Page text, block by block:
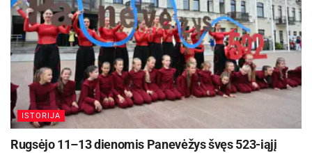
ISTORIJA
Rugsėjo 11–13 dienomis Panevėžys švęs 523-iąjį